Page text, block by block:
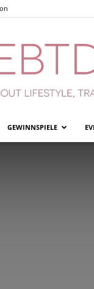
GEWINNSPIELE